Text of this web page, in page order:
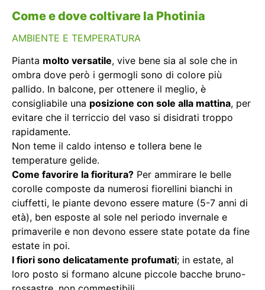
Come e dove coltivare la Photinia
AMBIENTE E TEMPERATURA
Pianta molto versatile, vive bene sia al sole che in
ombra dove però i germogli sono di colore più
pallido. In balcone, per ottenere il meglio, è
consigliabile una posizione con sole alla mattina, per
evitare che il terriccio del vaso si disidrati troppo
rapidamente.
Non teme il caldo intenso e tollera bene le
temperature gelide.
Come favorire la fioritura? Per ammirare le belle
corolle composte da numerosi fiorellini bianchi in
ciuffetti, le piante devono essere mature (5-7 anni di
età), ben esposte al sole nel periodo invernale e
primaverile e non devono essere state potate da fine
estate in poi.
I fiori sono delicatamente profumati; in estate, al
loro posto si formano alcune piccole bacche bruno-